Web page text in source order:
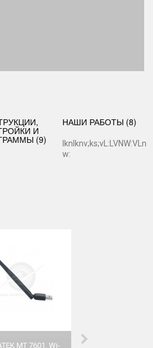
И
(9)
НАШИ РАБОТЫ (8)
lknlknv;ks;vL:LVNW:VLn
w:
MT 7601. Wi-